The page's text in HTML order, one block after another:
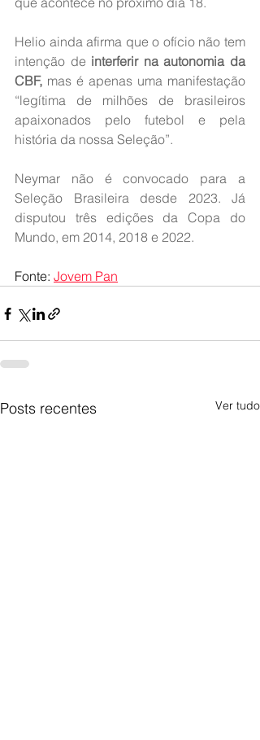
Helio ainda afirma que o ofício não tem
intenção de interferir na autonomia da
CBF, mas é apenas uma manifestação
“legítima de milhões de brasileiros
apaixonados pelo futebol e pela
história da nossa Seleção”.
Neymar não é convocado para a
Seleção Brasileira desde 2023. Já
disputou três edições da Copa do
Mundo, em 2014, 2018 e 2022.
Fonte: Jovem Pan
Posts recentes Ver tudo